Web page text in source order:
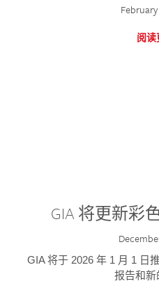
February
阅
GIA 将更新彩
GIA 将于 2026 年 1 月 1 日
报告和新